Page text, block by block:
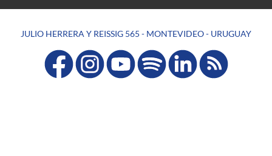
JULIO HERRERA Y REISSIG 565 - MONTEVIDEO - URUGUAY